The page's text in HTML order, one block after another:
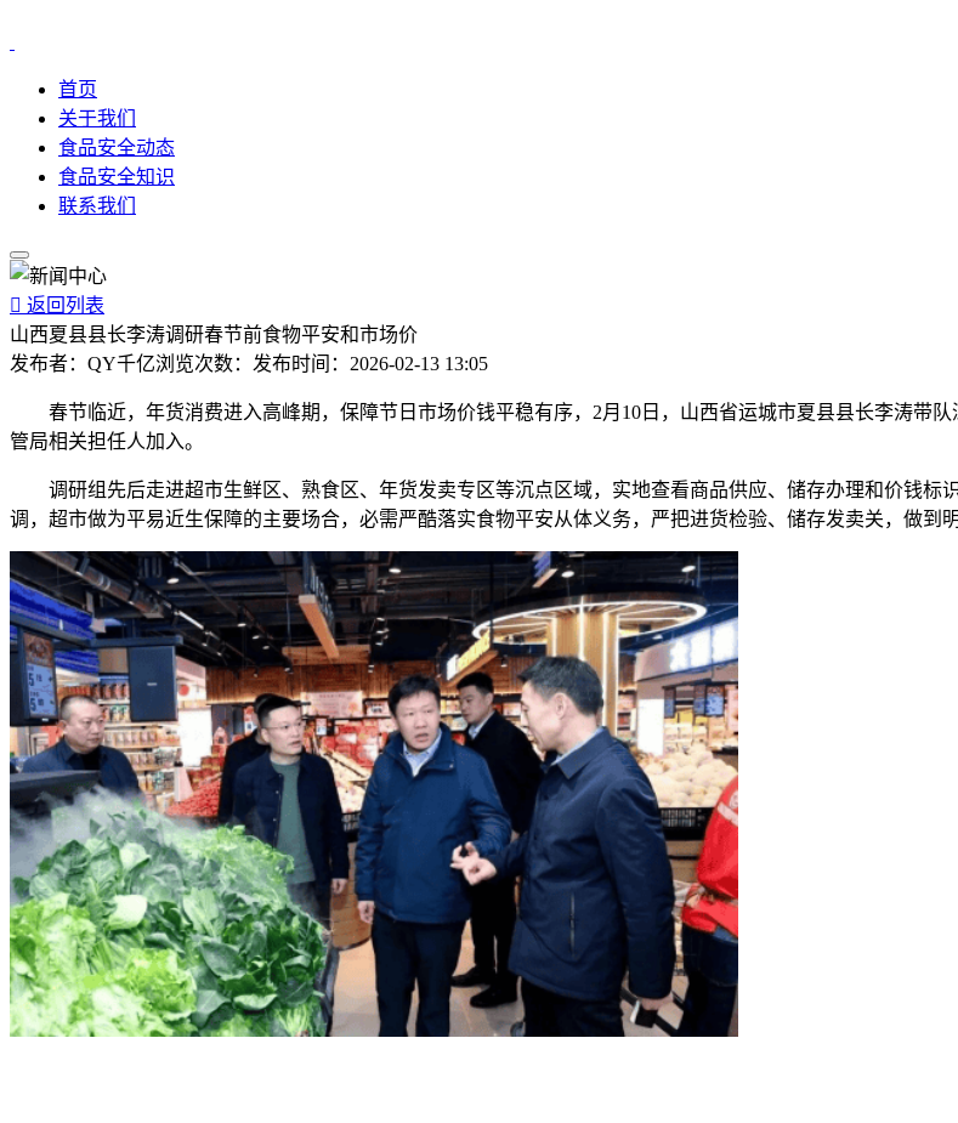
首页
关于我们
食品安全动态
食品安全知识
联系我们
 返回列表
山西夏县县长李涛调研春节前食物平安和市场价
发布者： QY千亿浏览次数： 发布时间： 2026-02-13 13:05
春节临近，年货消费进入高峰期，保障节日市场价钱平稳有序，2月10日，山西省运城市夏县县长李涛带
管局相关担任人加入。
调研组先后走进超市生鲜区、熟食区、年货发卖专区等沉点区域，实地查看商品供应、储存办理和价钱标
调，超市做为平易近生保障的主要场合，必需严酷落实食物平安从体义务，严把进货检验、储存发卖关，做到